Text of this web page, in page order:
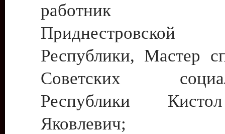
работник
Приднестровской
Республики, Мастер
Советских
Республики
Яковлевич;